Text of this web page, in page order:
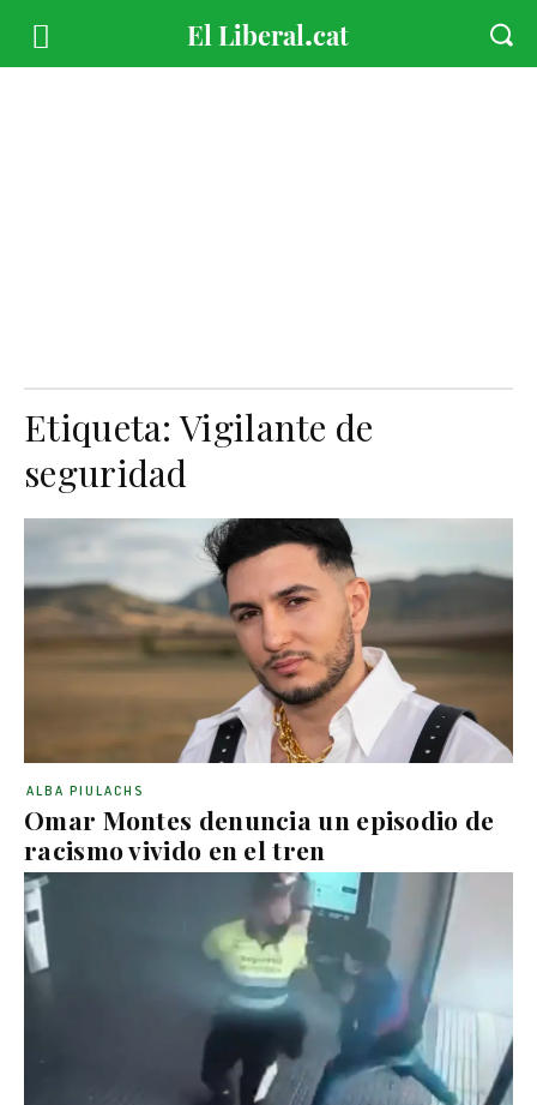
Etiqueta:Vigilante de
seguridad
Omar Montes denuncia un episodio de
racismo vivido en el tren
ALBA PIULACHS